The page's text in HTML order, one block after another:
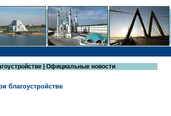
| Официальные новости
благоустройстве